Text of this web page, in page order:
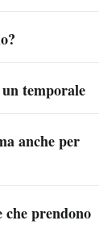
temporale
anche per
che prendono